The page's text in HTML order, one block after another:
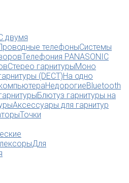
двумя
телефоныСистемы
Телефония PANASONIC
Стерео гарнитурыМоно
(DECT)На одно
НедорогиеBluetooth
Блютуз гарнитуры на
Аксессуары для гарнитур
Точки
Для